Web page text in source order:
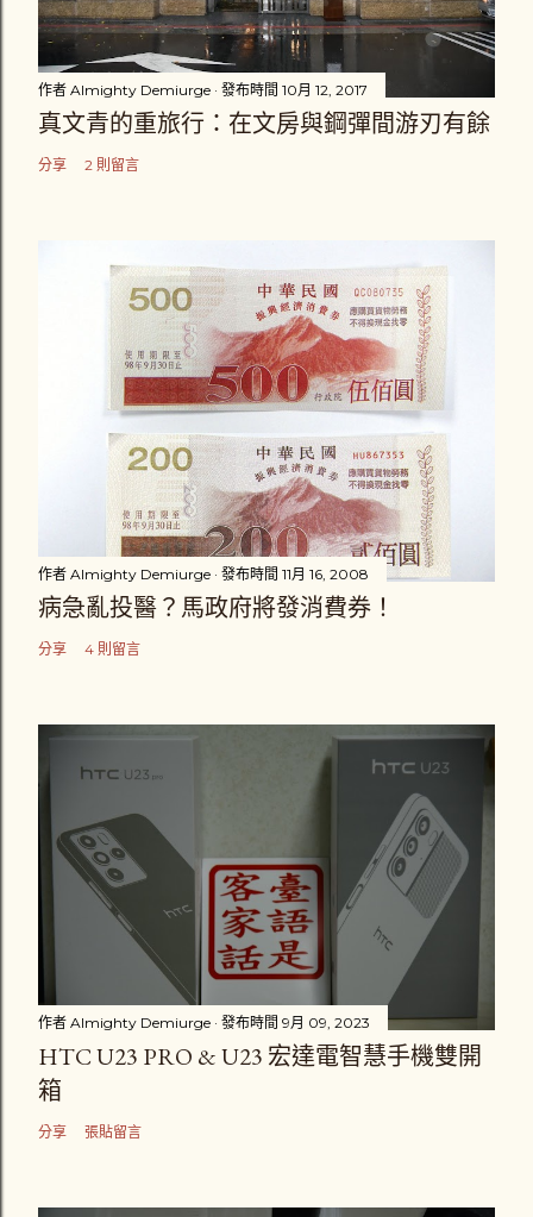
作者 Almighty Demiurge 發布時間 10月 12, 2017
真文青的重旅行：在文房與鋼彈間游刃有餘
分享 2 則留言
作者 Almighty Demiurge 發布時間 11月 16, 2008
病急亂投醫？馬政府將發消費券！
分享 4 則留言
作者 Almighty Demiurge 發布時間 9月 09, 2023
HTC U23 PRO & U23 宏達電智慧手機雙開
箱
分享 張貼留言